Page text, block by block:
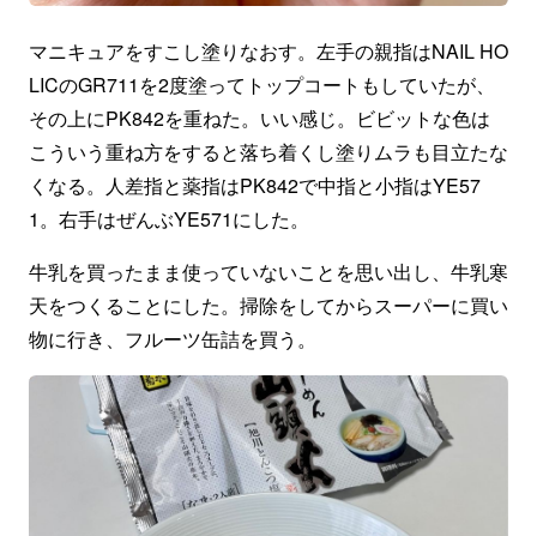
マニキュアをすこし塗りなおす。左手の親指はNAIL HO
LICのGR711を2度塗ってトップコートもしていたが、
その上にPK842を重ねた。いい感じ。ビビットな色は
こういう重ね方をすると落ち着くし塗りムラも目立たな
くなる。人差指と薬指はPK842で中指と小指はYE57
1。右手はぜんぶYE571にした。
牛乳を買ったまま使っていないことを思い出し、牛乳寒
天をつくることにした。掃除をしてからスーパーに買い
物に行き、フルーツ缶詰を買う。